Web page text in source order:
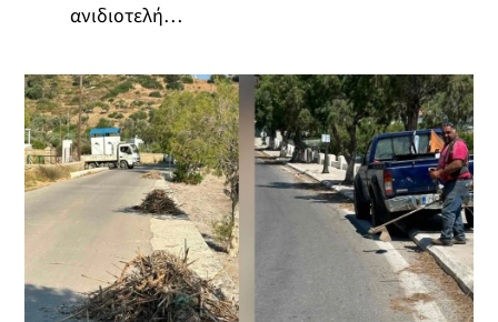
ανιδιοτελή…